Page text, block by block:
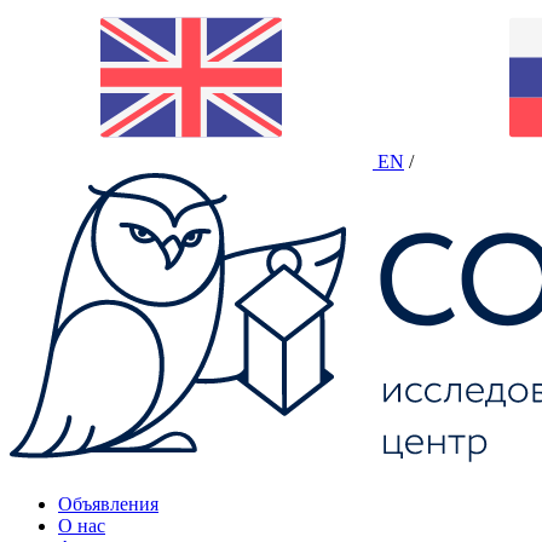
EN /
Объявления
О нас